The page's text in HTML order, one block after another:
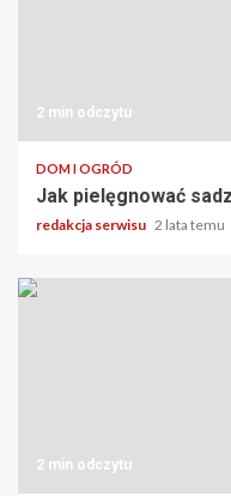
2 min odczytu
DOM I OGRÓD
Jak pielęgnować
redakcja serwisu 2 lata temu
2 min odczytu